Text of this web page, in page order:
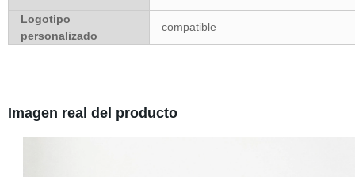
Logotipo
personalizado
compatible
Imagen real del producto